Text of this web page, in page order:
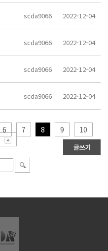
scda9066 2022-12-04
scda9066 2022-12-04
scda9066 2022-12-04
scda9066 2022-12-04
6 7 8 9 10